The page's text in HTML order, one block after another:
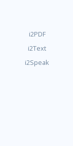
i2PDF
i2Text
i2Speak